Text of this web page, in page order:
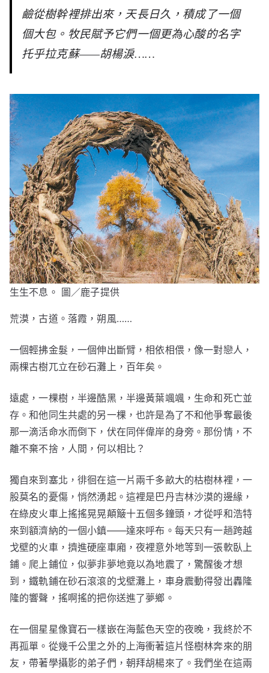
鹼從樹幹裡排出來，天長日久，積成了一個
個大包。牧民賦予它們一個更為心酸的名字
托乎拉克蘇——胡楊淚……
生生不息。 圖／鹿子提供
荒漠，古道。落霞，朔風……
一個輕拂金髮，一個伸出斷臂，相依相偎，像一對戀人，
兩棵古樹兀立在砂石灘上，百年矣。
遠處，一棵樹，半邊酷黑，半邊黃葉颯颯，生命和死亡並
存。和他同生共處的另一棵，也許是為了不和他爭奪最後
那一滴活命水而倒下，伏在同伴偉岸的身旁。那份情，不
離不棄不捨，人間，何以相比？
獨自來到塞北，徘徊在這一片兩千多畝大的枯樹林裡，一
股莫名的憂傷，悄然湧起。這裡是巴丹吉林沙漠的邊緣，
在綠皮火車上搖搖晃晃顛簸十五個多鐘頭，才從呼和浩特
來到額濟納的一個小鎮——達來呼布。每天只有一趟跨越
戈壁的火車，擠進硬座車廂，夜裡意外地等到一張軟臥上
鋪。爬上鋪位，似夢非夢地竟以為地震了，驚醒後才想
到，鐵軌鋪在砂石滾滾的戈壁灘上，車身震動得發出轟隆
隆的響聲，搖啊搖的把你送進了夢鄉。
在一個星星像寶石一樣嵌在海藍色天空的夜晚，我終於不
再孤單。從幾千公里之外的上海衝著這片怪樹林奔來的朋
友，帶著學攝影的弟子們，朝拜胡楊來了。我們坐在這兩